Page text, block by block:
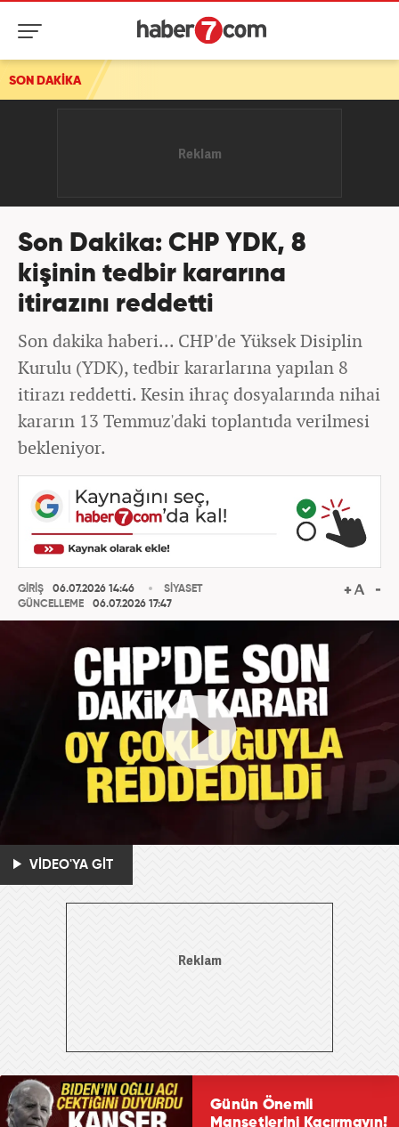
SON DAKİKA
Son Dakika: CHP YDK, 8
kişinin tedbir kararına
itirazını reddetti
Son dakika haberi... CHP'de Yüksek Disiplin
Kurulu (YDK), tedbir kararlarına yapılan 8
itirazı reddetti. Kesin ihraç dosyalarında nihai
kararın 13 Temmuz'daki toplantıda verilmesi
bekleniyor.
GİRİŞ
06.07.2026 14:46
GÜNCELLEME
06.07.2026 17:47
SİYASET
VİDEO'YA GİT